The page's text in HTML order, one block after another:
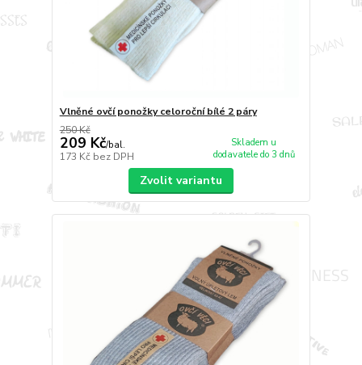
Vlněné ovčí ponožky celoroční bílé 2 páry
250 Kč
209 Kč/bal.
173 Kč bez DPH
Skladem u
dodavatele do 3 dnů
Zvolit variantu